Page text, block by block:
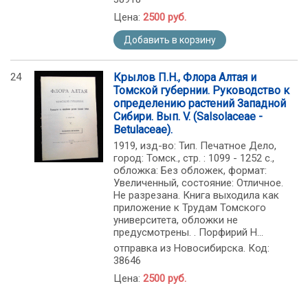
Цена: 2500 руб.
Добавить в корзину
24
Крылов П.Н., Флора Алтая и
Томской губернии. Руководство к
определению растений Западной
Сибири. Вып. V. (Salsolaceae -
Betulaceae).
1919, изд-во: Тип. Печатное Дело,
город: Томск., стр. : 1099 - 1252 c.,
обложка: Без обложек, формат:
Увеличенный, состояние: Отличное.
Не разрезана. Книга выходила как
приложение к Трудам Томского
университета, обложки не
предусмотрены. . Порфирий Н...
отправка из Новосибирска. Код:
38646
Цена: 2500 руб.